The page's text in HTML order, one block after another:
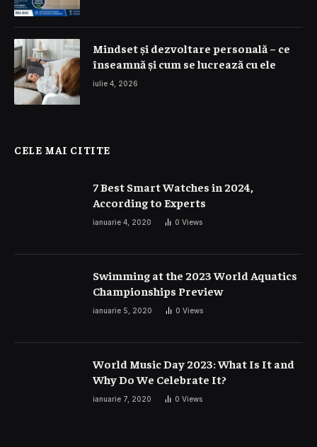
Mindset și dezvoltare personală – ce
înseamnă și cum se lucrează cu ele
iulie 4, 2026
CELE MAI CITITE
7 Best Smart Watches in 2024,
According to Experts
ianuarie 4, 2020 0 Views
Swimming at the 2023 World Aquatics
Championships Preview
ianuarie 5, 2020 0 Views
World Music Day 2023: What Is It and
Why Do We Celebrate It?
ianuarie 7, 2020 0 Views